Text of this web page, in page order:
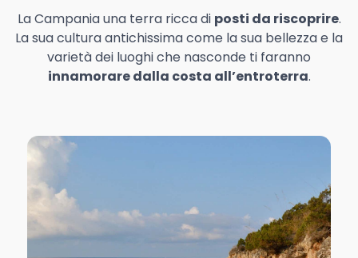
La Campania una terra ricca di posti da riscoprire.
La sua cultura antichissima come la sua bellezza e la
varietà dei luoghi che nasconde ti faranno
innamorare dalla costa all’entroterra.